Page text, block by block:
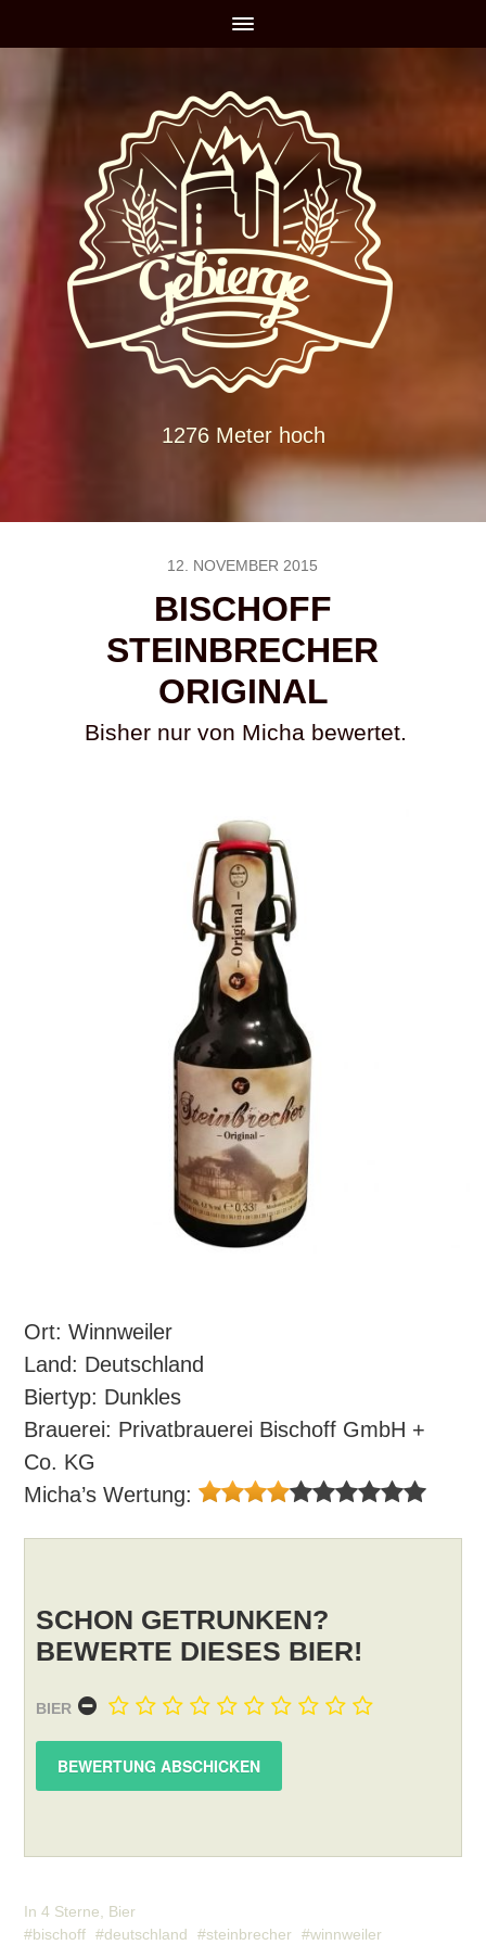
1276 Meter hoch
12. NOVEMBER 2015
BISCHOFF
STEINBRECHER
ORIGINAL
Bisher nur von Micha bewertet.
Ort: Winnweiler
Land: Deutschland
Biertyp: Dunkles
Brauerei: Privatbrauerei Bischoff GmbH +
Co. KG
Micha’s Wertung:
SCHON GETRUNKEN?
BEWERTE DIESES BIER!
BIER
In4 Sterne
Bier
bischoff
deutschland steinbrecher winnweiler